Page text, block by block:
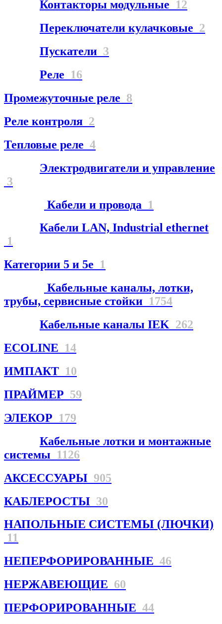
Контакторы модульные 12
Переключатели кулачковые 2
Пускатели 3
Реле 16
Промежуточные реле 8
Реле контроля 2
Тепловые реле 4
Электродвигатели и управление
3
Кабели и провода 1
Кабели LAN, Industrial ethernet
1
Категории 5 и 5е 1
Кабельные каналы, лотки,
трубы, сервисные стойки 1754
Кабельные каналы IEK 262
ECOLINE 14
ИМПАКТ 10
ПРАЙМЕР 59
ЭЛЕКОР 179
Кабельные лотки и монтажные
системы 1126
АКСЕССУАРЫ 905
КАБЛЕРОСТЫ 30
НАПОЛЬНЫЕ СИСТЕМЫ (ЛЮЧКИ)
11
НЕПЕРФОРИРОВАННЫЕ 46
НЕРЖАВЕЮЩИЕ 60
ПЕРФОРИРОВАННЫЕ 44